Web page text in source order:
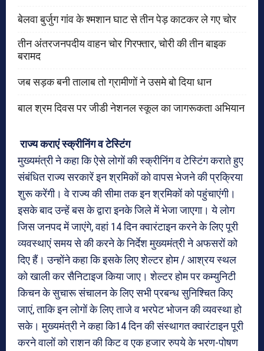
बेलवा बुर्जुग गांव के श्मशान घाट से तीन पेड़ काटकर ले गए चोर
तीन अंतरजनपदीय वाहन चोर गिरफ्तार, चोरी की तीन बाइक
बरामद
जब सड़क बनी तालाब तो ग्रामीणों ने उसमे बो दिया धान
बाल श्रम दिवस पर जीडी नेशनल स्कूल का जागरूकता अभियान
राज्य कराएं स्क्रीनिंग व टेस्टिंग
मुख्यमंत्री ने कहा कि ऐसे लोगों की स्क्रीनिंग व टेस्टिंग कराते हुए
संबंधित राज्य सरकारें इन श्रमिकों को वापस भेजने की प्रक्रिया
शुरू करेंगी। वे राज्य की सीमा तक इन श्रमिकों को पहुंचाएंगी।
इसके बाद उन्हें बस के द्वारा इनके जिले में भेजा जाएगा। ये लोग
जिस जनपद में जाएंगे, वहां 14 दिन क्वारंटाइन करने के लिए पूरी
व्यवस्थाएं समय से की करने के निर्देश मुख्यमंत्री ने अफसरों को
दिए हैं। उन्होंने कहा कि इसके लिए शेल्टर होम / आश्रय स्थल
को खाली कर सैनिटाइज किया जाए। शेल्टर होम पर कम्युनिटी
किचन के सुचारू संचालन के लिए सभी प्रबन्ध सुनिश्चित किए
जाएं, ताकि इन लोगों के लिए ताजे व भरपेट भोजन की व्यवस्था हो
सके। मुख्यमंत्री ने कहा कि14 दिन की संस्थागत क्वारंटाइन पूरी
करने वालों को राशन की किट व एक हजार रुपये के भरण-पोषण